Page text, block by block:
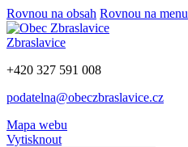
Rovnou na obsah Rovnou na menu
Zbraslavice
+420 327 591 008
podatelna@obeczbraslavice.cz
Mapa webu
Vytisknout